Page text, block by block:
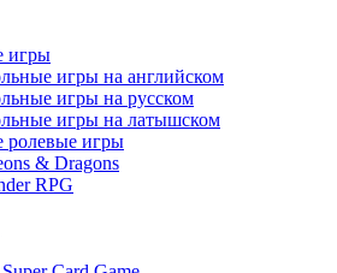
игры
игры на английском
игры на русском
игры на латышском
ролевые игры
& Dragons
RPG